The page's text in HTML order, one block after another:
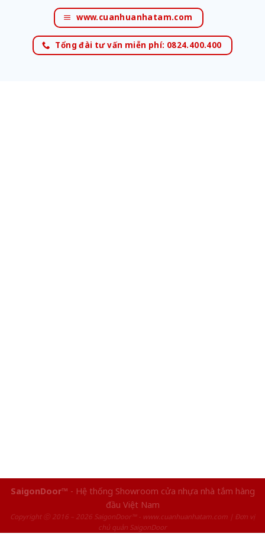
www.cuanhuanhatam.com
Tổng đài tư vấn miễn phí: 0824.400.400
SaigonDoor™ - Hệ thống Showroom cửa nhựa nhà tắm hàng
đầu Việt Nam
Copyright ⓒ 2016 – 2026 SaigonDoor™ - www.cuanhuanhatam.com | Đơn vị
chủ quản SaigonDoor